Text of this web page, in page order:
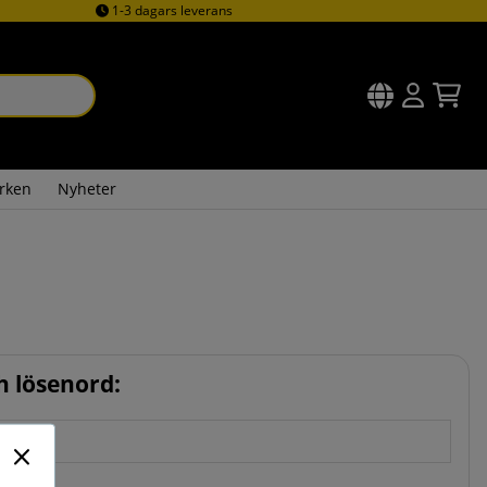
1-3 dagars leverans
Nyheter
lösenord: